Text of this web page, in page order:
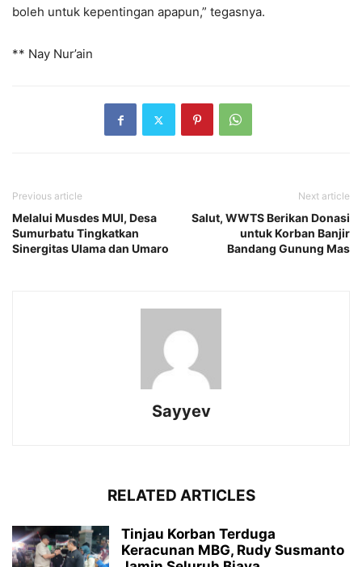
boleh untuk kepentingan apapun,” tegasnya.
** Nay Nur’ain
Previous article
Melalui Musdes MUI, Desa
Sumurbatu Tingkatkan
Sinergitas Ulama dan Umaro
Next article
Salut, WWTS Berikan Donasi
untuk Korban Banjir
Bandang Gunung Mas
Sayyev
RELATED ARTICLES
Tinjau Korban Terduga
Keracunan MBG, Rudy Susmanto